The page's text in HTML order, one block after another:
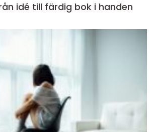
från idé till färdig bok i handen